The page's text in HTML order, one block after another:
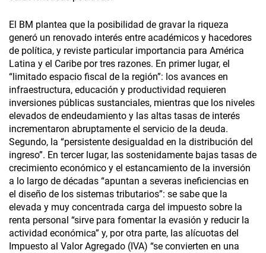
El BM plantea que la posibilidad de gravar la riqueza
generó un renovado interés entre académicos y hacedores
de política, y reviste particular importancia para América
Latina y el Caribe por tres razones. En primer lugar, el
“limitado espacio fiscal de la región”: los avances en
infraestructura, educación y productividad requieren
inversiones públicas sustanciales, mientras que los niveles
elevados de endeudamiento y las altas tasas de interés
incrementaron abruptamente el servicio de la deuda.
Segundo, la “persistente desigualdad en la distribución del
ingreso”. En tercer lugar, las sostenidamente bajas tasas de
crecimiento económico y el estancamiento de la inversión
a lo largo de décadas “apuntan a severas ineficiencias en
el diseño de los sistemas tributarios”: se sabe que la
elevada y muy concentrada carga del impuesto sobre la
renta personal “sirve para fomentar la evasión y reducir la
actividad económica” y, por otra parte, las alícuotas del
Impuesto al Valor Agregado (IVA) “se convierten en una